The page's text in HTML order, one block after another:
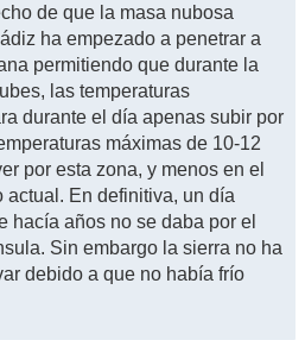
de que la masa nubosa
ha empezado a penetrar a
permitiendo que durante la
las temperaturas
durante el día apenas subir por
máximas de 10-12
por esta zona, y menos en el
En definitiva, un día
hacía años no se daba por el
Sin embargo la sierra no ha
debido a que no había frío